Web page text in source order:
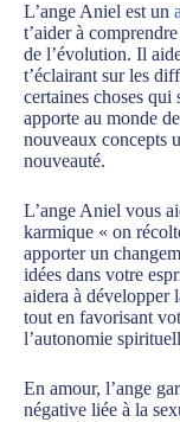
L’ange Aniel est un
t’aider à
de l’évolution. Il
t’éclairant sur les
certaines choses qui
apporte au monde
nouveaux concepts
nouveauté.
L’ange Aniel vous
karmique « on
apporter un
idées dans votre
aidera à développer
tout en favorisant
l’autonomie
En amour, l’ange
négative liée à la